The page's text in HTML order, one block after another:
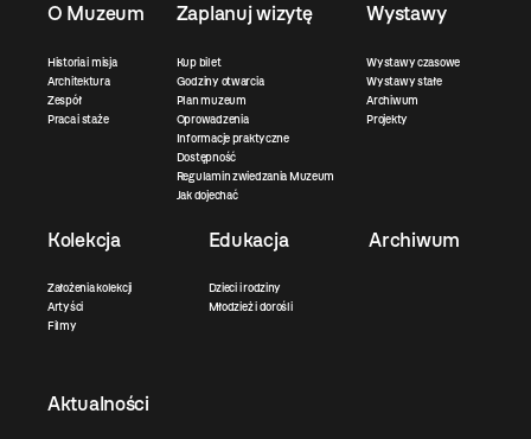
O Muzeum
Historia i misja
Architektura
Zespół
Praca i staże
Zaplanuj wizytę
Kup bilet
Godziny otwarcia
Plan muzeum
Oprowadzenia
Informacje praktyczne
Dostępność
Regulamin zwiedzania Muzeum
Jak dojechać
Wystawy
Wystawy czasowe
Wystawy stałe
Archiwum
Projekty
Kolekcja
Założenia kolekcji
Artyści
Filmy
Edukacja
Dzieci i rodziny
Młodzież i dorośli
Archiwum
Aktualności